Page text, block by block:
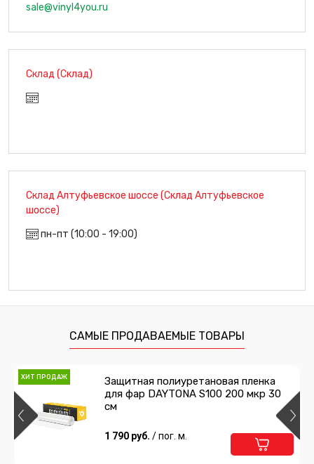
sale@vinyl4you.ru
Склад (Склад)
Склад Алтуфьевское шоссе (Склад Алтуфьевское
шоссе)
пн-пт (10:00 - 19:00)
САМЫЕ ПРОДАВАЕМЫЕ ТОВАРЫ
ХИТ ПРОДАЖ
Защитная полиуретановая пленка
для фар DAYTONA S100 200 мкр 30
см
1 790 руб. / пог. м.